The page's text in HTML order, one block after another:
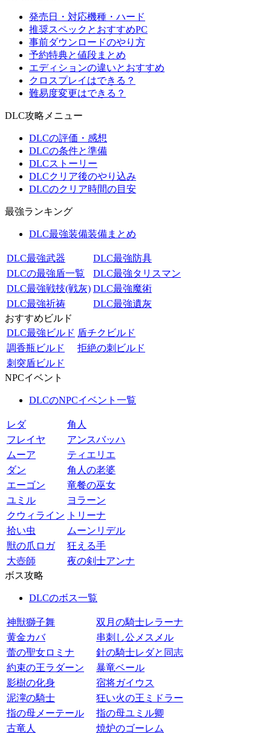
発売日・対応機種・ハード
推奨スペックとおすすめPC
事前ダウンロードのやり方
予約特典と値段まとめ
エディションの違いとおすすめ
クロスプレイはできる？
難易度変更はできる？
DLC攻略メニュー
DLCの評価・感想
DLCの条件と準備
DLCストーリー
DLCクリア後のやり込み
DLCのクリア時間の目安
最強ランキング
DLC最強装備装備まとめ
DLC最強武器
DLC最強防具
DLCの最強盾一覧
DLC最強タリスマン
DLC最強戦技(戦灰) DLC最強魔術
DLC最強祈祷
DLC最強遺灰
おすすめビルド
DLC最強ビルド 盾チクビルド
調香瓶ビルド
拒絶の刺ビルド
刺突盾ビルド
NPCイベント
DLCのNPCイベント一覧
レダ
角人
フレイヤ
アンスバッハ
ムーア
ティエリエ
ダン
角人の老婆
エーゴン
竜餐の巫女
ユミル
ヨラーン
クウィライン
トリーナ
拾い虫
ムーンリデル
獣の爪ロガ
狂える手
大壺師
夜の剣士アンナ
ボス攻略
DLCのボス一覧
神獣獅子舞
双月の騎士レラーナ
黄金カバ
串刺し公メスメル
蕾の聖女ロミナ
針の騎士レダと同志
約束の王ラダーン
暴竜ベール
影樹の化身
宿将ガイウス
泥濘の騎士
狂い火の王ミドラー
指の母メーテール
指の母ユミル卿
古竜人
焼炉のゴーレム